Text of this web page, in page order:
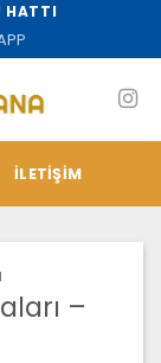
HATTI
İLETIŞIM
–